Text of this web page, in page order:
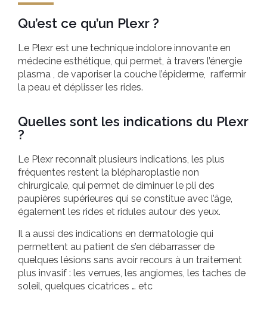
Qu’est ce qu’un Plexr ?
Le Plexr est une technique indolore innovante en
médecine esthétique, qui permet, à travers l’énergie
plasma , de vaporiser la couche l’épiderme, raffermir
la peau et déplisser les rides.
Quelles sont les indications du Plexr
?
Le Plexr reconnaît plusieurs indications, les plus
fréquentes restent la blépharoplastie non
chirurgicale, qui permet de diminuer le pli des
paupières supérieures qui se constitue avec l’âge,
également les rides et ridules autour des yeux.
Il a aussi des indications en dermatologie qui
permettent au patient de s’en débarrasser de
quelques lésions sans avoir recours à un traitement
plus invasif : les verrues, les angiomes, les taches de
soleil, quelques cicatrices … etc